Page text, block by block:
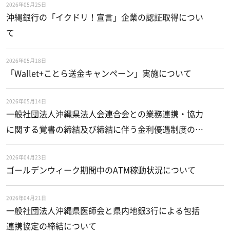
2026年05月25日
沖縄銀行の「イクドリ！宣言」企業の認証取得につい
て
2026年05月18日
「Wallet+ことら送金キャンペーン」実施について
2026年05月14日
一般社団法人沖縄県法人会連合会との業務連携・協力
に関する覚書の締結及び締結に伴う金利優遇制度の新
設について
2026年04月23日
ゴールデンウィーク期間中のATM稼動状況について
2026年04月21日
一般社団法人沖縄県医師会と県内地銀3行による包括
連携協定の締結について